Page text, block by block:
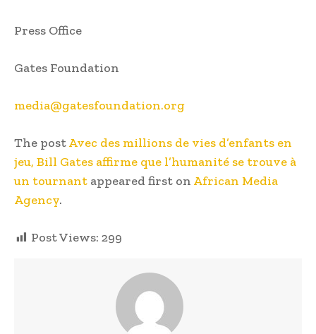
Press Office
Gates Foundation
media@gatesfoundation.org
The postAvec des millions de vies d’enfants en
jeu, Bill Gates affirme que l’humanité se trouve à
un tournant appeared first on African Media
Agency.
Post Views: 299